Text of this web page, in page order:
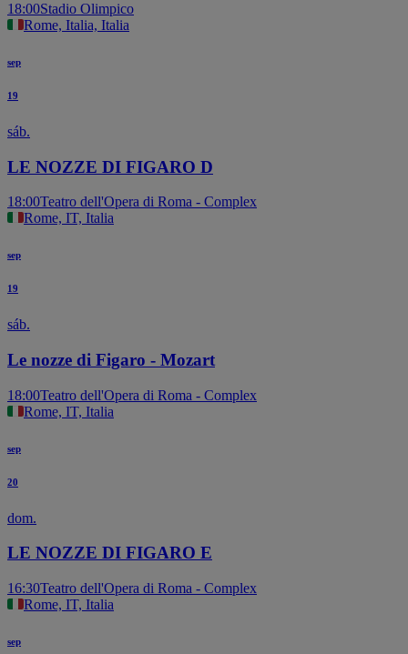
18:00Stadio Olimpico
Rome, Italia, Italia
sep
19
sáb.
LE NOZZE DI FIGARO D
18:00Teatro dell'Opera di Roma - Complex
Rome, IT, Italia
sep
19
sáb.
Le nozze di Figaro - Mozart
18:00Teatro dell'Opera di Roma - Complex
Rome, IT, Italia
sep
20
dom.
LE NOZZE DI FIGARO E
16:30Teatro dell'Opera di Roma - Complex
Rome, IT, Italia
sep